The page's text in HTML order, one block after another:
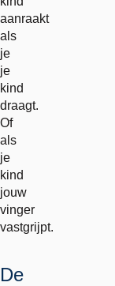
aanraakt
als
je
je
kind
draagt.
Of
als
je
kind
jouw
vinger
vastgrijpt.
De